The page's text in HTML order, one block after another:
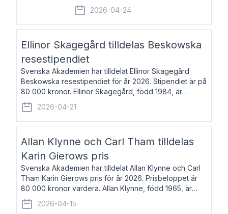
2026-04-24
Ellinor Skagegård tilldelas Beskowska
resestipendiet
Svenska Akademien har tilldelat Ellinor Skagegård
Beskowska resestipendiet för år 2026. Stipendiet är på
80 000 kronor. Ellinor Skagegård, född 1984, är
författare, journalist och musiker. Hon skriver
återkommande för Svenska Dagbladet, Ups
2026-04-21
Allan Klynne och Carl Tham tilldelas
Karin Gierows pris
Svenska Akademien har tilldelat Allan Klynne och Carl
Tham Karin Gierows pris för år 2026. Prisbeloppet är
80 000 kronor vardera. Allan Klynne, född 1965, är
arkeolog, författare, översättare och fil.dr i antikens
kultur och samhällsliv. Ut
2026-04-15